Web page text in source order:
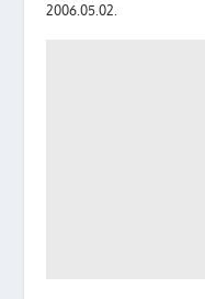
2006.05.02.